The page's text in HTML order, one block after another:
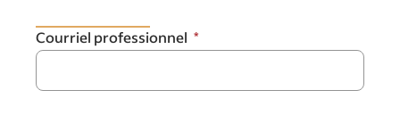
Courriel professionnel